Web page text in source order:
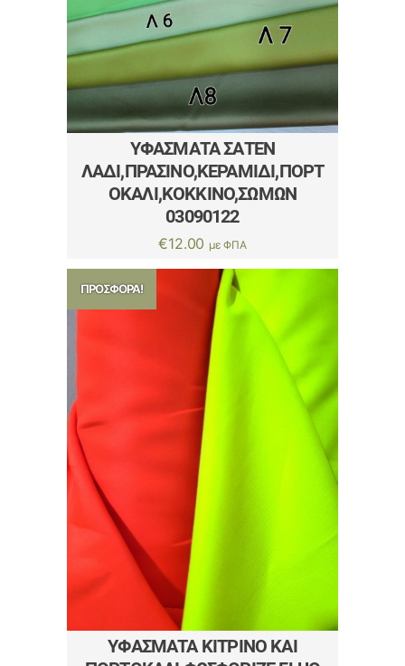
ΥΦΆΣΜΑΤΑ ΣΑΤΈΝ
ΛΑΔΊ,ΠΡΆΣΙΝΟ,ΚΕΡΑΜΙΔΊ,ΠΟΡΤ
ΟΚΑΛΊ,ΚΌΚΚΙΝΟ,ΣΩΜΏΝ
03090122
€12.00 με ΦΠΑ
ΠΡΟΣΦΟΡΆ!
ΥΦΆΣΜΑΤΑ ΚΊΤΡΙΝΟ ΚΑΙ